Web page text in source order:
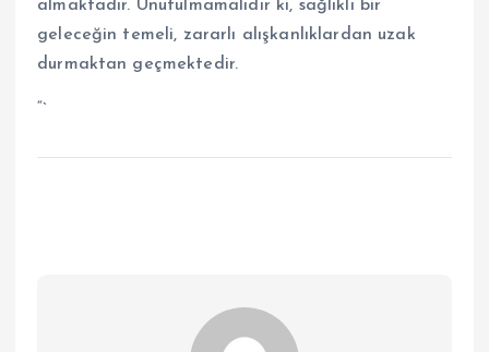
almaktadır. Unutulmamalıdır ki, sağlıklı bir
geleceğin temeli, zararlı alışkanlıklardan uzak
durmaktan geçmektedir.
“`